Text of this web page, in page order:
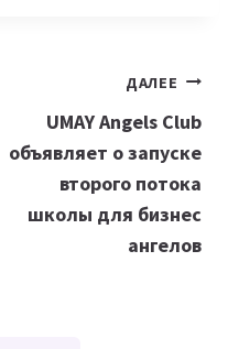
ДАЛЕЕ
UMAY Angels Club
объявляет о запуске
второго потока
школы для бизнес
ангелов